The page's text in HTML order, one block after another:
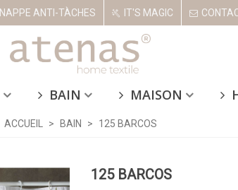
NAPPE ANTI-TÀCHES IT'S MAGIC
BAIN MAISON
ACCUEIL > BAIN > 125 BARCOS
125 BARCOS